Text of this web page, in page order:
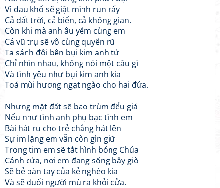
Vì đau khổ sẽ giật mình run rẩy
Cả đất trời, cả biển, cả không gian.
Còn khi mà anh âu yếm cùng em
Cả vũ trụ sẽ vô cùng quyến rũ
Ta sánh đôi bên bụi kim anh tử
Chỉ nhìn nhau, không nói một câu gì
Và tình yêu như bụi kim anh kia
Toả mùi hương ngạt ngào cho hai đứa.
Nhưng mặt đất sẽ bao trùm đểu giả
Nếu như tình anh phụ bạc tình em
Bài hát ru cho trẻ chẳng hát lên
Sự im lặng em vẫn còn gìn giữ
Trong tim em sẽ tắt hình bóng Chúa
Cánh cửa, nơi em đang sống bây giờ
Sẽ bẻ bàn tay của kẻ nghèo kia
Và sẽ đuổi người mù ra khỏi cửa.